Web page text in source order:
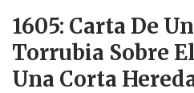
1605: Carta De
Torrubia Sobre
Una Corta